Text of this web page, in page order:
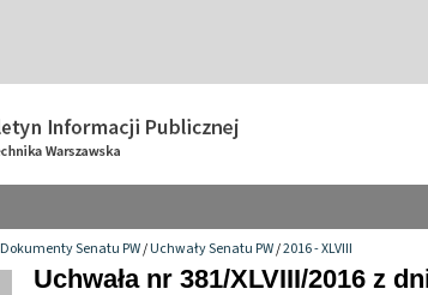
Dokumenty Senatu PW/Uchwały Senatu PW/2016 - XLVIII
Uchwała nr 381/XLVIII/2016 z